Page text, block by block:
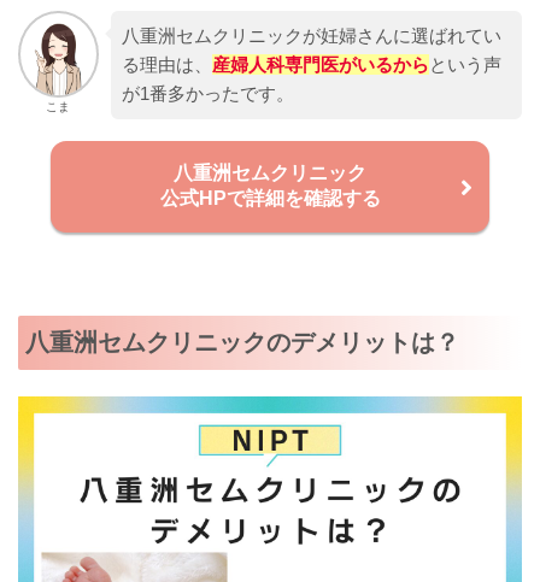
こま
八重洲セムクリニックが妊婦さんに選ばれてい
る理由は、 産婦人科専門医がいるからという声
が1番多かったです。
八重洲セムクリニック
公式HPで詳細を確認する
八重洲セムクリニックのデメリットは？